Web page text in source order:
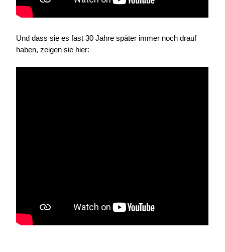
Und dass sie es fast 30 Jahre später immer noch drauf
haben, zeigen sie hier: